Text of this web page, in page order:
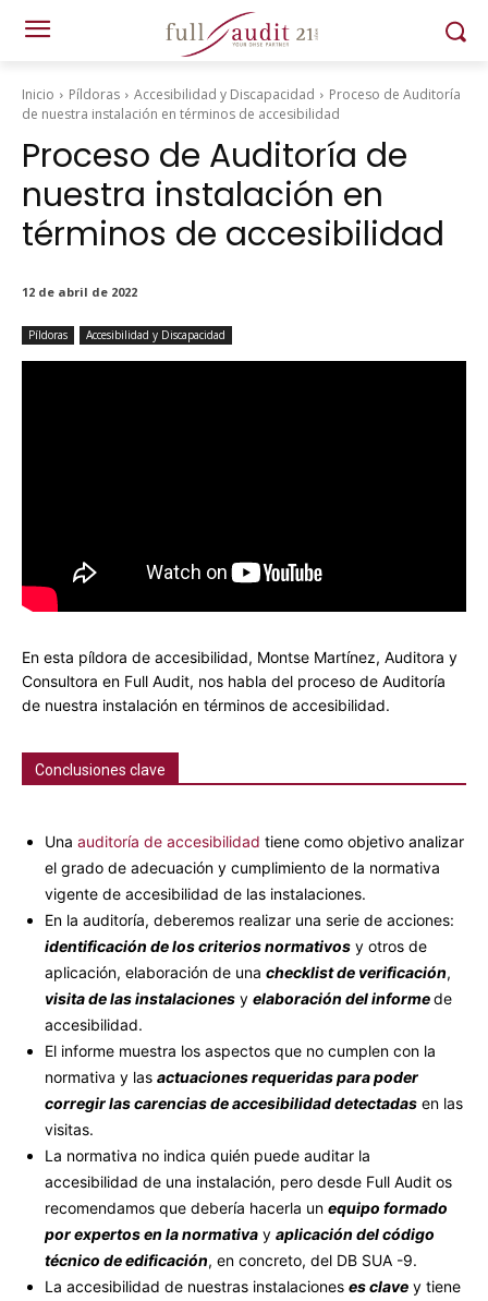
Inicio Píldoras Accesibilidad y Discapacidad
Proceso de Auditoría
de nuestra instalación en términos de accesibilidad
Proceso de Auditoría de
nuestra instalación en
términos de accesibilidad
12 de abril de 2022
Píldoras Accesibilidad y Discapacidad
En esta píldora de accesibilidad, Montse Martínez, Auditora y
Consultora en Full Audit, nos habla del proceso de Auditoría
de nuestra instalación en términos de accesibilidad.
Conclusiones clave
Una auditoría de accesibilidad tiene como objetivo analizar
el grado de adecuación y cumplimiento de la normativa
vigente de accesibilidad de las instalaciones.
En la auditoría, deberemos realizar una serie de acciones:
identificación de los criterios normativos y otros de
aplicación, elaboración de una checklist de verificación,
visita de las instalaciones y elaboración del informede
accesibilidad.
El informe muestra los aspectos que no cumplen con la
normativa y las actuaciones requeridas para poder
corregir las carencias de accesibilidad detectadas en las
visitas.
La normativa no indica quién puede auditar la
accesibilidad de una instalación, pero desde Full Audit os
recomendamos que debería hacerla un equipo formado
por expertos en la normativa y aplicación del código
técnico de edificación, en concreto, del DB SUA -9.
La accesibilidad de nuestras instalaciones es clave y tiene